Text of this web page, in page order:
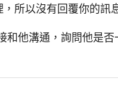
所以沒有回覆你的訊
和他溝通，詢問他是否